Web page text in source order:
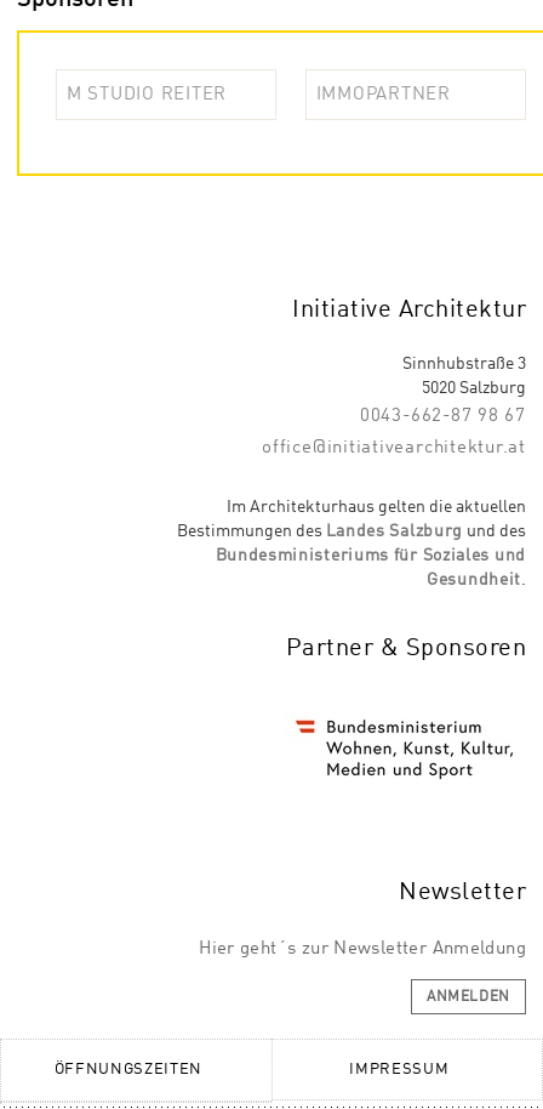
M STUDIO REITER IMMOPARTNER
Initiative Architektur
Sinnhubstraße 3
5020 Salzburg
0043-662-87 98 67
office@initiativearchitektur.at
Im Architekturhaus gelten die aktuellen
Bestimmungen des Landes Salzburg und des
Bundesministeriums für Soziales und
Gesundheit.
Partner & Sponsoren
Newsletter
Hier geht´s zur Newsletter Anmeldung
ANMELDEN
ÖFFNUNGSZEITEN IMPRESSUM